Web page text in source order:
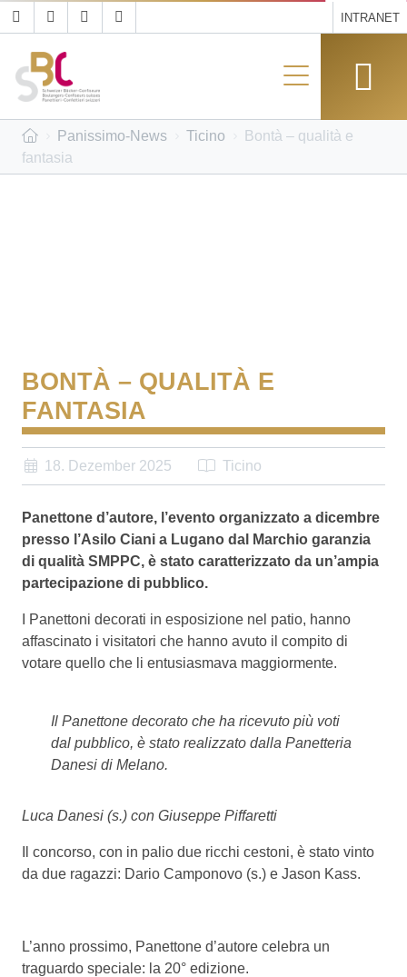
INTRANET
Panissimo-News Ticino
Bontà – qualità e
fantasia
BONTÀ – QUALITÀ E
FANTASIA
18. Dezember 2025 Ticino
Panettone d’autore, l’evento organizzato a dicembre
presso l’Asilo Ciani a Lugano dal Marchio garanzia
di qualità SMPPC, è stato caratterizzato da un’ampia
partecipazione di pubblico.
I Panettoni decorati in esposizione nel patio, hanno
affascinato i visitatori che hanno avuto il compito di
votare quello che li entusiasmava maggiormente.
Il Panettone decorato che ha ricevuto più voti
dal pubblico, è stato realizzato dalla Panetteria
Danesi di Melano.
Luca Danesi (s.) con Giuseppe Piffaretti
Il concorso, con in palio due ricchi cestoni, è stato vinto
da due ragazzi: Dario Camponovo (s.) e Jason Kass.
L’anno prossimo, Panettone d’autore celebra un
traguardo speciale: la 20° edizione.